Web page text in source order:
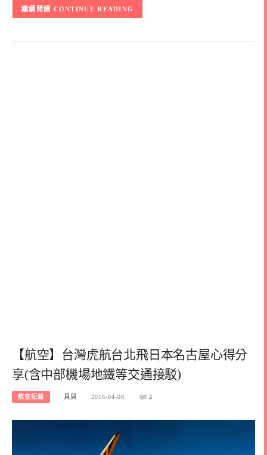
CONTINUE READING
【航空】台灣虎航台北飛日本名古屋心得分
享(含中部機場地鐵等交通接駁)
航空記錄 貝貝 2016-04-08 2